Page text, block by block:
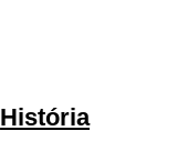
História